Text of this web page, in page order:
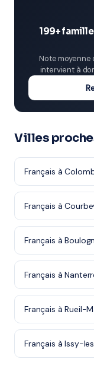
199+
Note
intervient à
Villes
Français à
Français à
Français à
Français à
Français à Rueil-
Français à Issy-